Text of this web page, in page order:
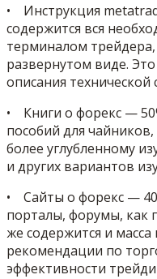
• Инструкция
содержится вся
терминалом
развернутом виде.
описания
• Книги о форекс —
пособий для
более углубленному
и других вариантов
• Сайты о форекс —
порталы, форумы, как
же содержится и
рекомендации по
эффективности